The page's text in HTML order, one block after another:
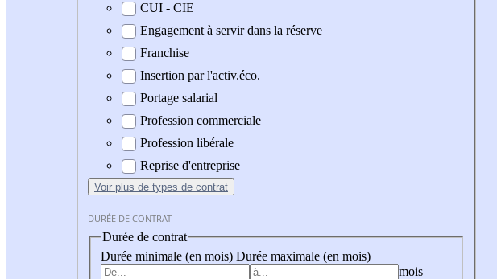
CUI - CIE
Engagement à servir dans la réserve
Franchise
Insertion par l'activ.éco.
Portage salarial
Profession commerciale
Profession libérale
Reprise d'entreprise
Voir plus de types de contrat
DURÉE DE CONTRAT
Durée de contrat
Durée minimale (en mois) Durée maximale (en mois)
mois